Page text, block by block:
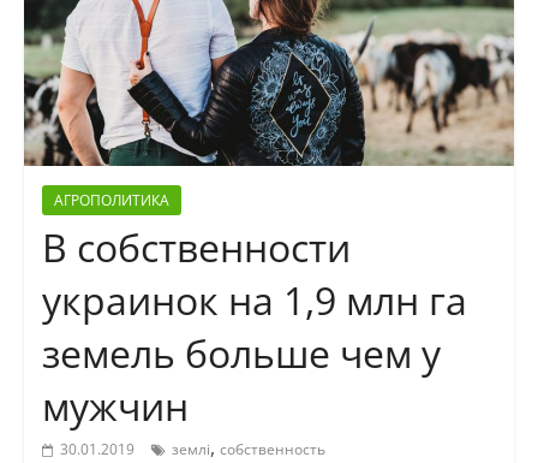
АГРОПОЛИТИКА
В собственности
украинок на 1,9 млн га
земель больше чем у
мужчин
30.01.2019 землі, собственность